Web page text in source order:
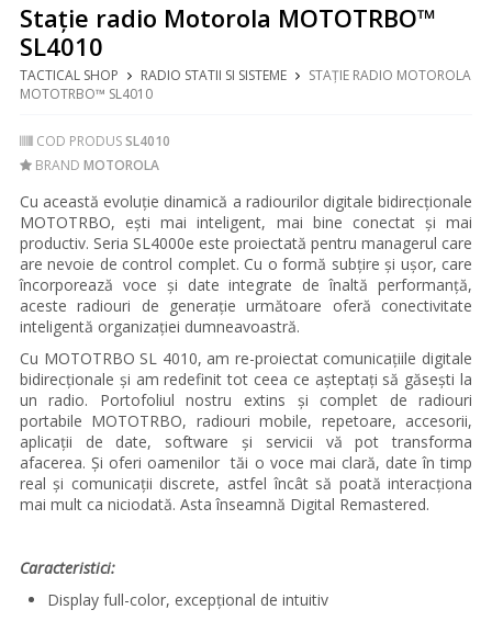
Stație radio Motorola MOTOTRBO™
SL4010
TACTICAL SHOP RADIO STATII SI SISTEME
STAȚIE RADIO MOTOROLA
MOTOTRBO™ SL4010
COD PRODUSSL4010
BRAND MOTOROLA
Cu această evoluție dinamică a radiourilor digitale bidirecționale
MOTOTRBO, ești mai inteligent, mai bine conectat și mai
productiv. Seria SL4000e este proiectată pentru managerul care
are nevoie de control complet. Cu o formă subțire și ușor, care
încorporează voce și date integrate de înaltă performanță,
aceste radiouri de generație următoare oferă conectivitate
inteligentă organizației dumneavoastră.
Cu MOTOTRBO SL 4010, am re-proiectat comunicațiile digitale
bidirecționale și am redefinit tot ceea ce așteptați să găsești la
un radio. Portofoliul nostru extins și complet de radiouri
portabile MOTOTRBO, radiouri mobile, repetoare, accesorii,
aplicații de date, software și servicii vă pot transforma
afacerea. Și oferi oamenilor tăi o voce mai clară, date în timp
real și comunicații discrete, astfel încât să poată interacționa
mai mult ca niciodată. Asta înseamnă Digital Remastered.
Caracteristici:
Display full-color, excepțional de intuitiv